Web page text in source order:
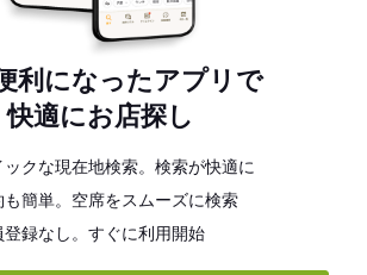
利になったアプリで
快適にお店探し
ックな現在地検索。検索が快適に
も簡単。空席をスムーズに検索
登録なし。すぐに利用開始